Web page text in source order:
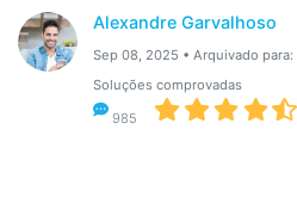
Reparar Celular
Proteção do celular
Alexandre Garvalhoso
Sep 08, 2025 • Arquivado para:
Soluções comprovadas
985